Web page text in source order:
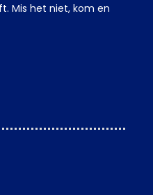
Mis het niet, kom en